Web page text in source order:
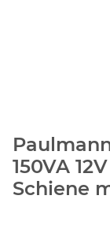
150VA
Schiene